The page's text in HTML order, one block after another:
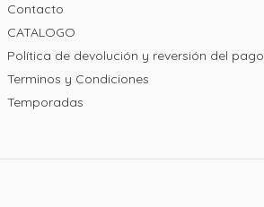
Contacto
CATALOGO
Política de devolución y reversión del pago
Terminos y Condiciones
Temporadas